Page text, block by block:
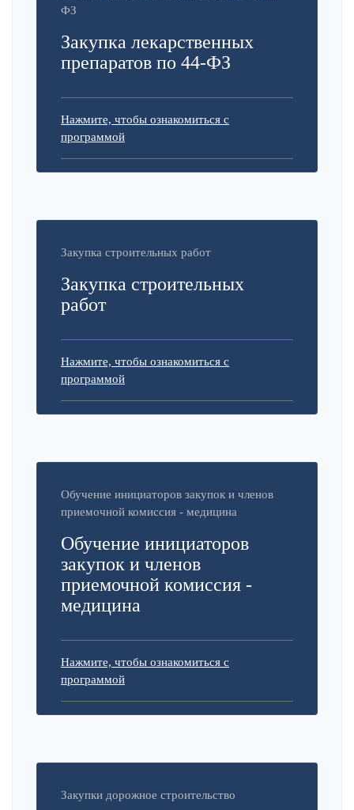
ФЗ
Закупка лекарственных
препаратов по 44-ФЗ
Нажмите, чтобы ознакомиться с
программой
Закупка строительных работ
Закупка строительных
работ
Нажмите, чтобы ознакомиться с
программой
Обучение инициаторов закупок и членов
приемочной комиссия - медицина
Обучение инициаторов
закупок и членов
приемочной комиссия -
медицина
Нажмите, чтобы ознакомиться с
программой
Закупки дорожное строительство